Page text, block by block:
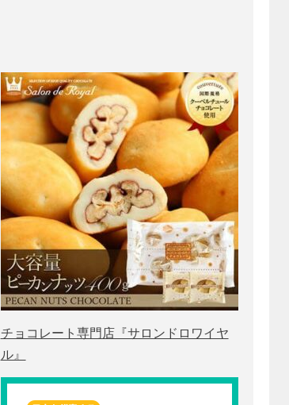
チョコレート専門店『サロンドロワイヤ
ル』